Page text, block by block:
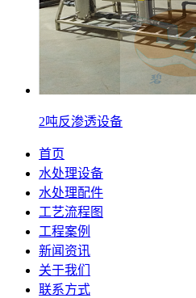
2吨反渗透设备
首页
水处理设备
水处理配件
工艺流程图
工程案例
新闻资讯
关于我们
联系方式